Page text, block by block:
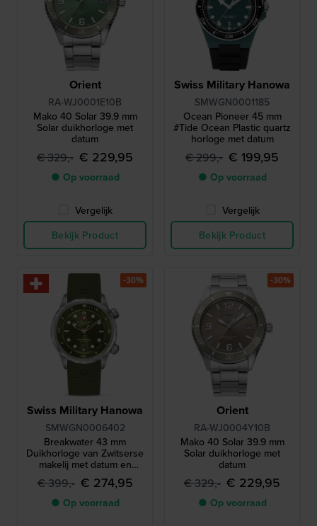
Orient
RA-WJ0001E10B
Mako 40 Solar 39.9 mm
Solar duikhorloge met
datum
€ 329,- € 229,95
● Op voorraad
Vergelijk
Bekijk Product
Swiss Military Hanowa
SMWGN0001185
Ocean Pioneer 45 mm
#Tide Ocean Plastic quartz
horloge met datum
€ 299,- € 199,95
● Op voorraad
Vergelijk
Bekijk Product
Swiss Military Hanowa
SMWGN0006402
Breakwater 43 mm
Duikhorloge van Zwitserse
makelij met datum en
interne duikring
€ 399,- € 274,95
● Op voorraad
-30%
Orient
RA-WJ0004Y10B
Mako 40 Solar 39.9 mm
Solar duikhorloge met
datum
€ 329,- € 229,95
● Op voorraad
-30%